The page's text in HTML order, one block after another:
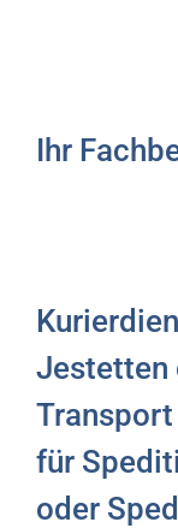
Ihr
Jestetten
für
oder